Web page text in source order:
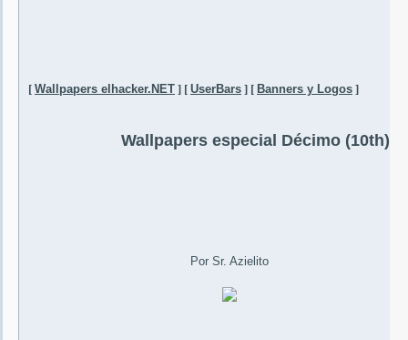
[ Wallpapers elhacker.NET ] [ UserBars ] [ Banners y Logos ]
Wallpapers especial Décimo (10th)
Por Sr. Azielito